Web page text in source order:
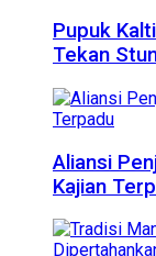
Pupuk
Tekan
Aliansi
Kajian